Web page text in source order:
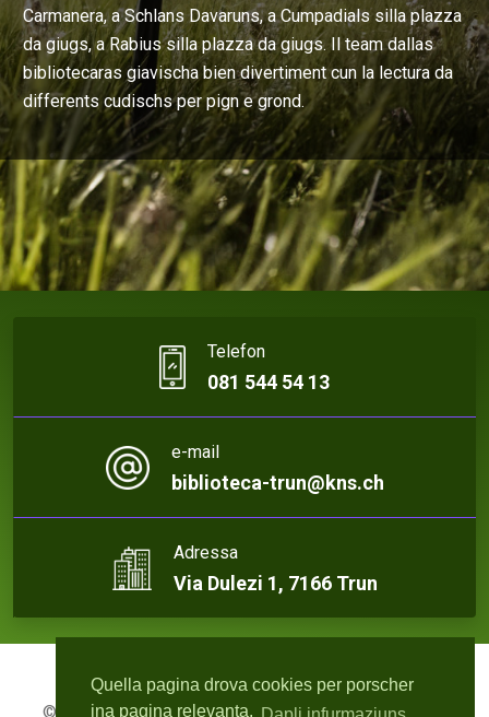
Quella pagina drova cookies per porscher
ina pagina relevanta.
Carmanera, a Schlans Davaruns, a Cumpadials silla plazza
da giugs, a Rabius silla plazza da giugs. Il team dallas
bibliotecaras giavischa bien divertiment cun la lectura da
differents cudischs per pign e grond.
Telefon
081 544 54 13
e-mail
biblioteca-trun@kns.ch
Adressa
Via Dulezi 1, 7166 Trun
© 2026 Biblioteca Trun | Webdesign:rute4.ch - Roger